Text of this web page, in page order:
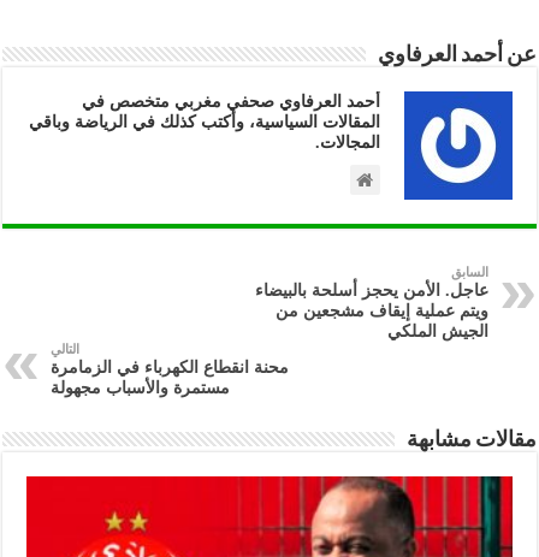
عن أحمد العرفاوي
أحمد العرفاوي صحفي مغربي متخصص في
المقالات السياسية، وأكتب كذلك في الرياضة وباقي
المجالات.
السابق
عاجل. الأمن يحجز أسلحة بالبيضاء
ويتم عملية إيقاف مشجعين من
الجيش الملكي
التالي
محنة انقطاع الكهرباء في الزمامرة
مستمرة والأسباب مجهولة
مقالات مشابهة